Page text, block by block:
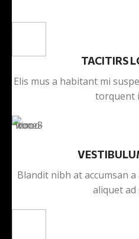
TACITIRS
Elis mus a habitant mi
torquent
Blandit nibh at accumsan
aliquet ad